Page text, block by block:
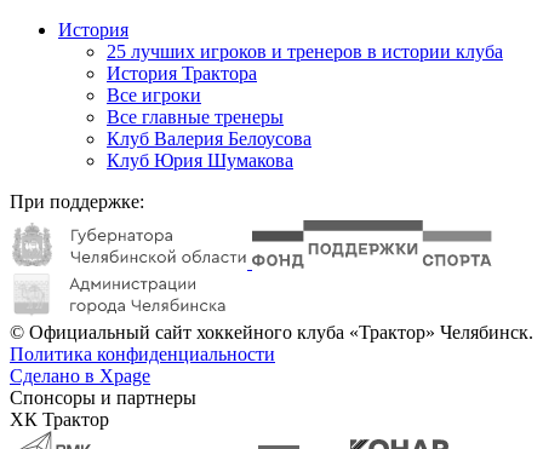
История
25 лучших игроков и тренеров в истории клуба
История Трактора
Все игроки
Все главные тренеры
Клуб Валерия Белоусова
Клуб Юрия Шумакова
При поддержке:
© Официальный сайт хоккейного клуба «Трактор» Челябинск.
Политика конфиденциальности
Сделано в Xpage
Спонсоры и партнеры
ХК Трактор